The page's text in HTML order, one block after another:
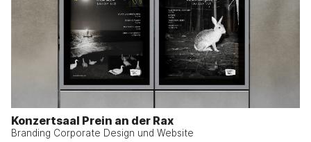
Konzertsaal Prein an der Rax
Branding Corporate Design und Website